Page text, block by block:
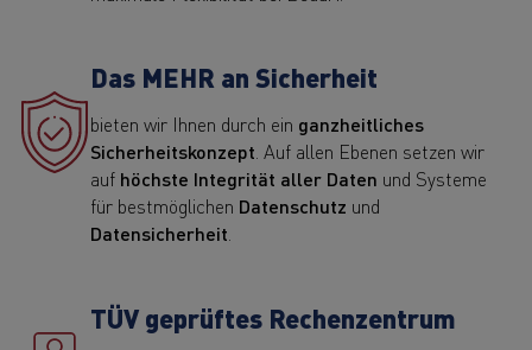
Das MEHR an Sicherheit
bieten wir Ihnen durch ein ganzheitliches
Sicherheitskonzept . Auf allen Ebenen setzen wir
auf höchste Integrität aller Daten und Systeme
für bestmöglichen Datenschutz und
Datensicherheit
TÜV geprüftes Rechenzentrum